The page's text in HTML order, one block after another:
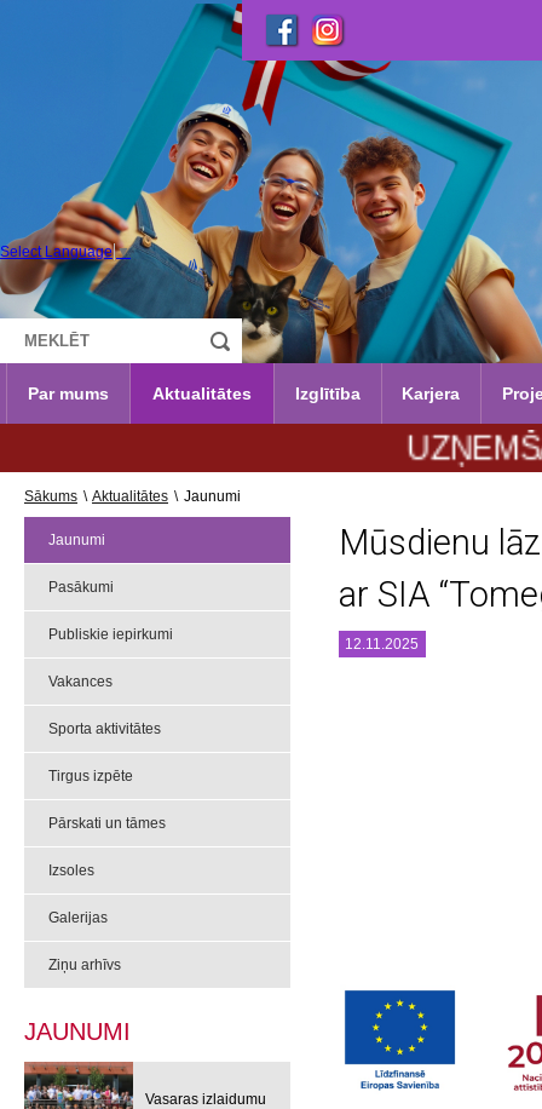
Select Language ▼
Par mums Aktualitātes Izglītība Karjera
UZŅEMŠANA
Sākums \ Aktualitātes \ Jaunumi
Jaunumi
Pasākumi
Publiskie iepirkumi
Vakances
Sporta aktivitātes
Tirgus izpēte
Pārskati un tāmes
Izsoles
Galerijas
Ziņu arhīvs
JAUNUMI
Vasaras izlaidumu
Mūsdienu
ar SIA
12.11.2025